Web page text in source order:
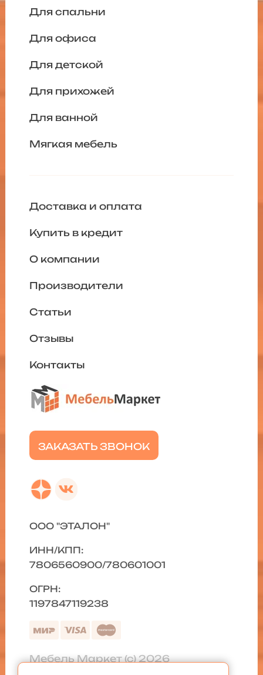
Для спальни
Для офиса
Для детской
Для прихожей
Для ванной
Мягкая мебель
ЗАКАЗАТЬ ЗВОНОК
Доставка и оплата
Купить в кредит
О компании
Производители
Статьи
Отзывы
Контакты
ООО "ЭТАЛОН"
ИНН/КПП:
7806560900/780601001
ОГРН:
1197847119238
Мебель Маркет (с) 2026